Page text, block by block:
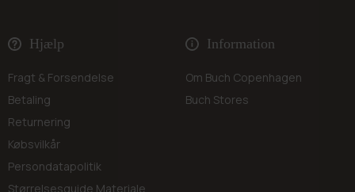
Hjælp
Fragt & Forsendelse
Betaling
Returnering
Købsvilkår
Persondatapolitik
Størrelsesguide Materiale
Information
Om Buch Copenhagen
Buch Stores